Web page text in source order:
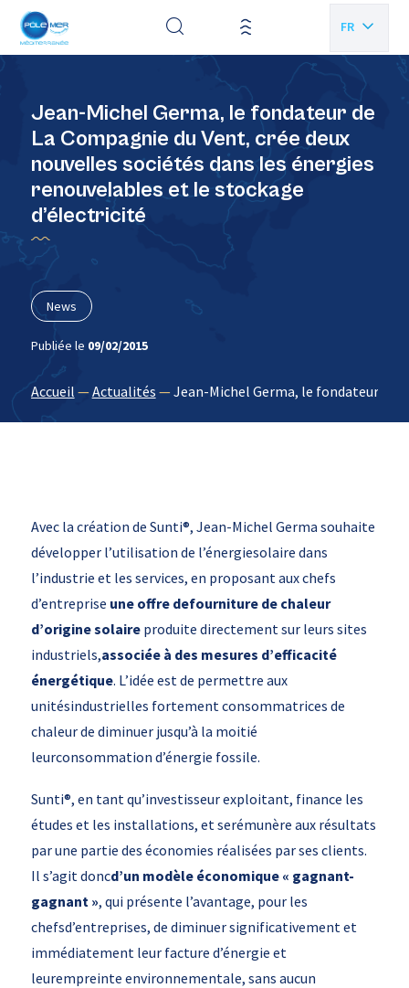
FR
Jean-Michel Germa, le fondateur de
La Compagnie du Vent, crée deux
nouvelles sociétés dans les énergies
renouvelables et le stockage
d’électricité
News
Publiée le 09/02/2015
Accueil —Actualités —Jean-Michel Germa, le fondateur de
Avec la création de Sunti®, Jean-Michel Germa souhaite
développer l’utilisation de l’énergiesolaire dans
l’industrie et les services, en proposant aux chefs
d’entreprise une offre defourniture de chaleur
d’origine solaireproduite directement sur leurs sites
industriels,associée à des mesures d’efficacité
énergétique. L’idée est de permettre aux
unitésindustrielles fortement consommatrices de
chaleur de diminuer jusqu’à la moitié
leurconsommation d’énergie fossile.
Sunti®, en tant qu’investisseur exploitant, finance les
études et les installations, et serémunère aux résultats
par une partie des économies réalisées par ses clients.
Il s’agit doncd’un modèle économique « gagnant-
gagnant », qui présente l’avantage, pour les
chefsd’entreprises, de diminuer significativement et
immédiatement leur facture d’énergie et
leurempreinte environnementale, sans aucun
Panneau de gestion des cookies